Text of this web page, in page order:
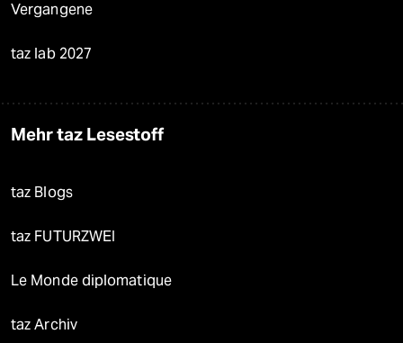
Vergangene
taz lab 2027
Mehr taz Lesestoff
taz Blogs
taz FUTURZWEI
Le Monde diplomatique
taz Archiv